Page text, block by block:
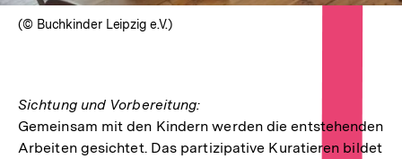
(© Buchkinder Leipzig e.V.)
Sichtung und Vorbereitung:
Gemeinsam mit den Kindern werden die entstehenden
Arbeiten gesichtet. Das partizipative Kuratieren bildet